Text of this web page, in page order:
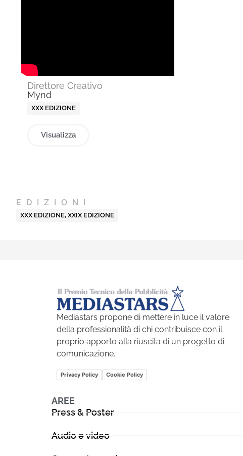
Direttore Creativo
Mynd
XXX EDIZIONE
Visualizza
EDIZIONI
XXX EDIZIONE,XXIX EDIZIONE
Mediastars propone di mettere in luce il valore
della professionalità di chi contribuisce con il
proprio apporto alla riuscita di un progetto di
comunicazione.
Privacy Policy Cookie Policy
AREE
Press & Poster
Audio e video